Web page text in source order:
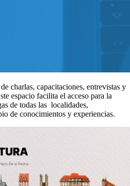
charlas, capacitaciones, entrevistas y
espacio facilita el acceso para la
de todas las localidades,
de conocimientos y experiencias.